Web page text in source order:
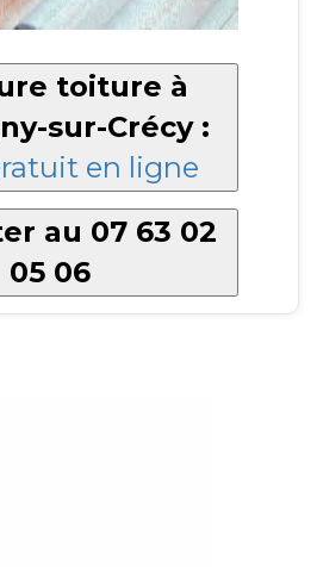
toiture à
sur-Crécy :
en ligne
au 07 63 02
05 06